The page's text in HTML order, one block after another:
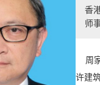
香
师
周
许建